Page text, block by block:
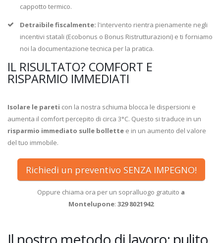
cappotto termico.
Detraibile fiscalmente: l'intervento rientra pienamente negli
incentivi statali (Ecobonus o Bonus Ristrutturazioni) e ti forniamo
noi la documentazione tecnica per la pratica.
IL RISULTATO? COMFORT E
RISPARMIO IMMEDIATI
Isolare le pareti con la nostra schiuma blocca le dispersioni e
aumenta il comfort percepito di circa 3°C. Questo si traduce in un
risparmio immediato sulle bollette e in un aumento del valore
del tuo immobile.
Richiedi un preventivo SENZA IMPEGNO!
Oppure chiama ora per un sopralluogo gratuito a
Montelupone: 329 8021942